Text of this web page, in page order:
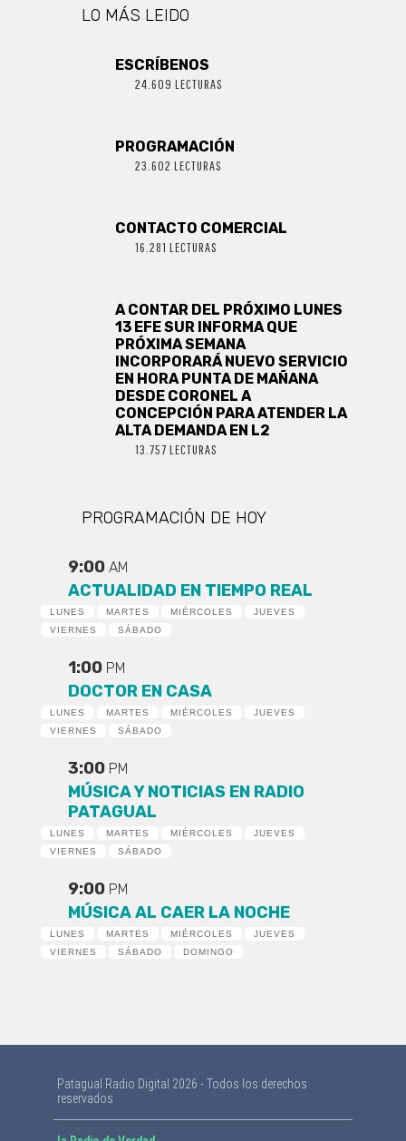
LO MÁS LEIDO
ESCRÍBENOS
24.609 LECTURAS
PROGRAMACIÓN
23.602 LECTURAS
CONTACTO COMERCIAL
16.281 LECTURAS
A CONTAR DEL PRÓXIMO LUNES
13 EFE SUR INFORMA QUE
PRÓXIMA SEMANA
INCORPORARÁ NUEVO SERVICIO
EN HORA PUNTA DE MAÑANA
DESDE CORONEL A
CONCEPCIÓN PARA ATENDER LA
ALTA DEMANDA EN L2
13.757 LECTURAS
PROGRAMACIÓN DE HOY
9:00 AM
ACTUALIDAD EN TIEMPO REAL
LUNES MARTES MIÉRCOLES
JUEVES
VIERNES
SÁBADO
1:00 PM
DOCTOR EN CASA
LUNES MARTES MIÉRCOLES
JUEVES
VIERNES
SÁBADO
3:00 PM
MÚSICA Y NOTICIAS EN RADIO
PATAGUAL
LUNES MARTES MIÉRCOLES
JUEVES
VIERNES
SÁBADO
9:00 PM
MÚSICA AL CAER LA NOCHE
LUNES MARTES MIÉRCOLES
JUEVES
VIERNES
SÁBADO DOMINGO
Patagual Radio Digital 2026 - Todos los derechos
reservados